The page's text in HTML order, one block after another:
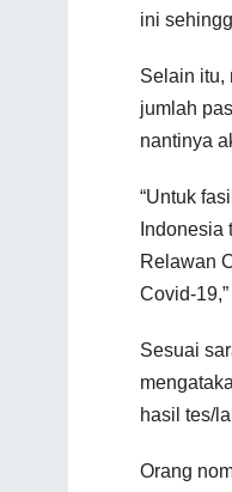
ini
Selain itu,
jumlah
nantinya
“Untuk
Relawan
Covid-
Sesuai
hasil tes/
Orang